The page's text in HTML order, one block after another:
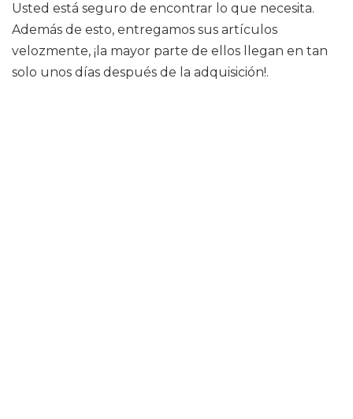
Usted está seguro de encontrar lo que necesita.
Además de esto, entregamos sus artículos
velozmente, ¡la mayor parte de ellos llegan en tan
solo unos días después de la adquisición!.